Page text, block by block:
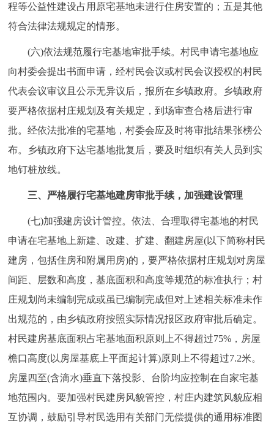
程等公益性建设占用原宅基地未进行住房安置的；五是其他
符合法律法规规定的情形。
(六)依法规范履行宅基地审批手续。村民申请宅基地应
向村委会提出书面申请，经村民会议或村民会议授权的村民
代表会议审议且公示无异议后，报所在乡镇政府。乡镇政府
要严格依据村庄规划及有关规定，到场审查合格后进行审
批。经依法批准的宅基地，村委会应及时将审批结果张榜公
布。乡镇政府下达宅基地批复后，要及时组织有关人员到实
地钉桩放线。
三、严格履行宅基地建房审批手续，加强建设管理
(七)加强建房设计管控。依法、合理取得宅基地的村民
申请在宅基地上新建、改建、扩建、翻建房屋(以下简称村民
建房，包括住房和附属用房)的，要严格依据村庄规划对房屋
间距、层数和高度，基底面积和高度等规范的标准执行；村
庄规划尚未编制完成或虽已编制完成但对上述相关标准未作
出规范的，由乡镇政府按照实际情况报区政府审批后确定。
村民建房基底面积占宅基地面积原则上不得超过75%，房屋
檐口高度(以房屋基底上平面起计算)原则上不得超过7.2米。
房屋四至(含滴水)垂直下落投影、台阶均应控制在自家宅基
地范围内。要加强村民建房风貌管控，村庄内建筑风貌应相
互协调，鼓励引导村民选用有关部门无偿提供的通用标准图